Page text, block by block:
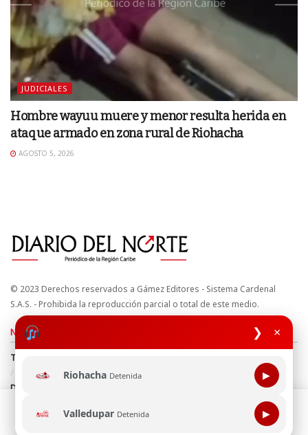
❯ ×
Riohacha Detenida ▶
Valledupar Detenida ▶
JUDICIALES
Hombre wayuu muere y menor resulta herida en
ataque armado en zona rural de Riohacha
AGOSTO 5, 2026
© 2023 Derechos reservados a Gámez Editores - Sistema Cardenal
S.A.S. - Prohibida la reproducción parcial o total de este medio.
Nuestros sitios
Términos y Condiciones
Política de uso de cookies
Política de Tratamiento de Datos
Directrices Editoriales
Esta página web usa cookie para mejorar tu experiencia de
navegación, al continuar aceptas nuestra política de uso de